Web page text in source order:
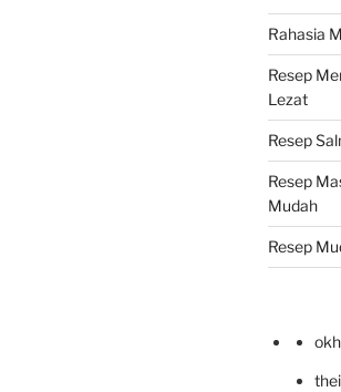
Rahasia
Resep
Lezat
Resep
Resep
Mudah
Resep